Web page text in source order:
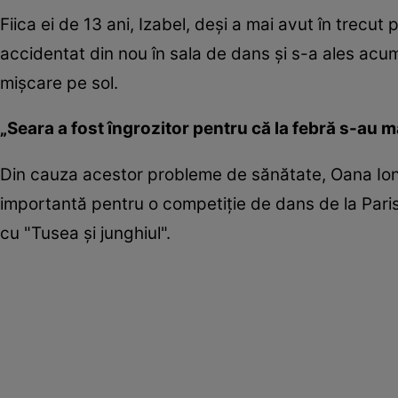
Fiica ei de 13 ani, Izabel, deși a mai avut în
accidentat din nou în sala de dans și s-a ales
mișcare pe sol.
„Seara a fost îngrozitor pentru că la febră s-au
Din cauza acestor probleme de sănătate, Oana
importantă pentru o competiție de dans de la
cu "Tusea și junghiul".